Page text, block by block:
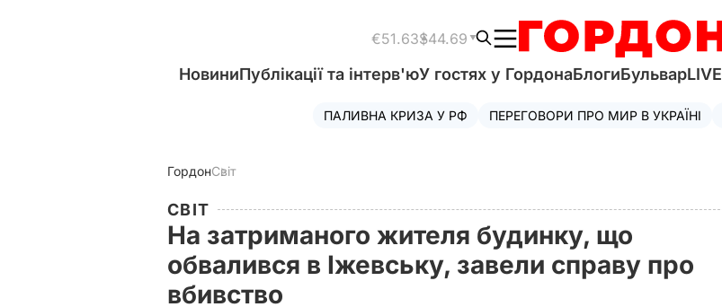
€51.63$44.69
НовиниПублікації та інтерв'юУ гостях у ГордонаБлогиБульварLIVE
ПАЛИВНА КРИЗА У РФ ПЕРЕГОВОРИ ПРО МИР В УКРАЇНІ
ГордонСвіт
СВІТ
На затриманого жителя будинку, що
обвалився в Іжевську, завели справу про
вбивство